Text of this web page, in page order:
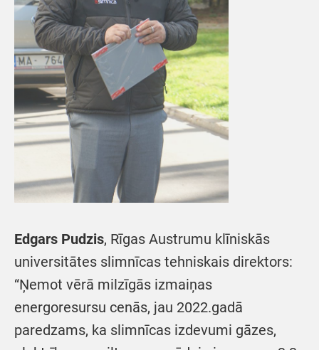
Edgars Pudzis, Rīgas Austrumu klīniskās
universitātes slimnīcas tehniskais direktors:
“Ņemot vērā milzīgās izmaiņas
energoresursu cenās, jau 2022.gadā
paredzams, ka slimnīcas izdevumi gāzes,